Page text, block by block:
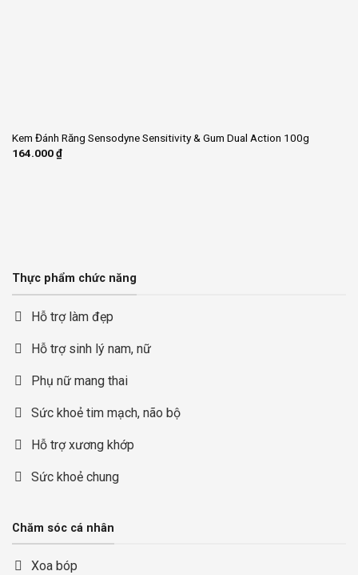
Kem Đánh Răng Sensodyne Sensitivity & Gum Dual Action 100g
164.000₫
Thực phẩm chức năng
Hỗ trợ làm đẹp
Hỗ trợ sinh lý nam, nữ
Phụ nữ mang thai
Sức khoẻ tim mạch, não bộ
Hỗ trợ xương khớp
Sức khoẻ chung
Chăm sóc cá nhân
Xoa bóp